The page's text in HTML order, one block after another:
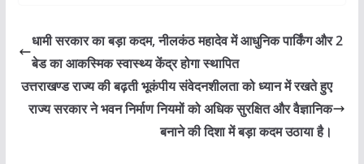
धामी सरकार का बड़ा कदम, नीलकंठ महादेव में आधुनिक पार्किंग और 2
बेड का आकस्मिक स्वास्थ्य केंद्र होगा स्थापित
उत्तराखण्ड राज्य की बढ़ती भूकंपीय संवेदनशीलता को ध्यान में रखते हुए
राज्य सरकार ने भवन निर्माण नियमों को अधिक सुरक्षित और वैज्ञानिक
बनाने की दिशा में बड़ा कदम उठाया है।